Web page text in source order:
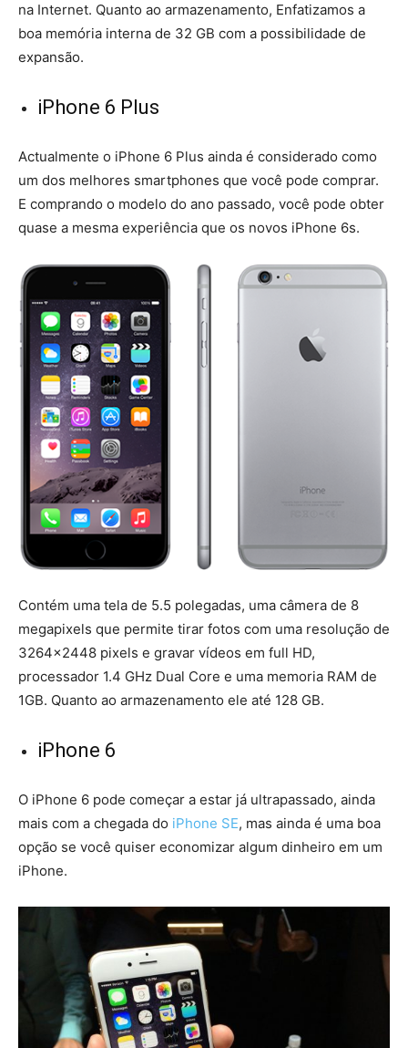
na Internet. Quanto ao armazenamento, Enfatizamos a
boa memória interna de 32 GB com a possibilidade de
expansão.
iPhone 6 Plus
Actualmente o iPhone 6 Plus ainda é considerado como
um dos melhores smartphones que você pode comprar.
E comprando o modelo do ano passado, você pode obter
quase a mesma experiência que os novos iPhone 6s.
Contém uma tela de 5.5 polegadas, uma câmera de 8
megapixels que permite tirar fotos com uma resolução de
3264×2448 pixels e gravar vídeos em full HD,
processador 1.4 GHz Dual Core e uma memoria RAM de
1GB. Quanto ao armazenamento ele até 128 GB.
iPhone 6
O iPhone 6 pode começar a estar já ultrapassado, ainda
mais com a chegada do iPhone SE, mas ainda é uma boa
opção se você quiser economizar algum dinheiro em um
iPhone.